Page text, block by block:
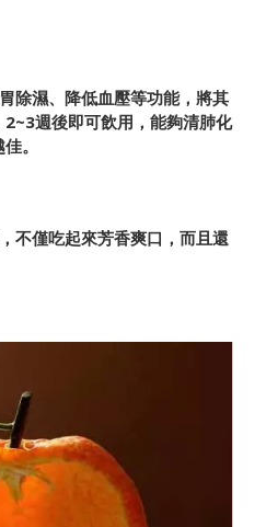
除濕、降低血壓等功能，將其
週後即可飲用，能夠清肺化
。
不僅吃起來芳香爽口，而且還